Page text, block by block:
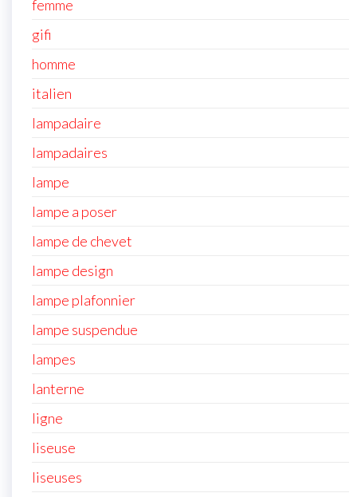
femme
gifi
homme
italien
lampadaire
lampadaires
lampe
lampe a poser
lampe de chevet
lampe design
lampe plafonnier
lampe suspendue
lampes
lanterne
ligne
liseuse
liseuses